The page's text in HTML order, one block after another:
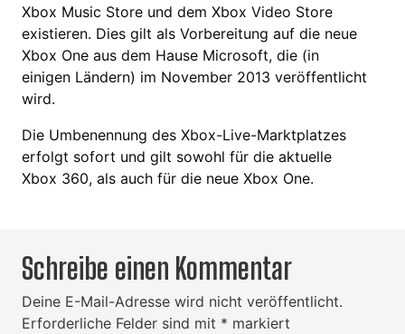
Xbox Music Store und dem Xbox Video Store
existieren. Dies gilt als Vorbereitung auf die neue
Xbox One aus dem Hause Microsoft, die (in
einigen Ländern) im November 2013 veröffentlicht
wird.
Die Umbenennung des Xbox-Live-Marktplatzes
erfolgt sofort und gilt sowohl für die aktuelle
Xbox 360, als auch für die neue Xbox One.
Schreibe einen Kommentar
Deine E-Mail-Adresse wird nicht veröffentlicht.
Erforderliche Felder sind mit * markiert